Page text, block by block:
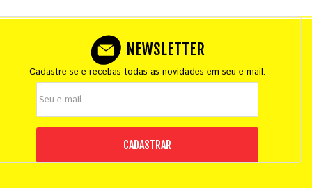
NEWSLETTER
Cadastre-se e recebas todas as novidades em seu e-mail.
CADASTRAR